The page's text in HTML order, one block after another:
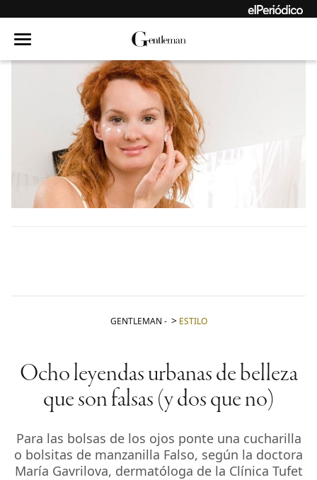
GENTLEMAN - ESTILO
Ocho leyendas urbanas de belleza
que son falsas (y dos que no)
Para las bolsas de los ojos ponte una cucharilla
o bolsitas de manzanilla Falso, según la doctora
María Gavrilova, dermatóloga de la Clínica Tufet